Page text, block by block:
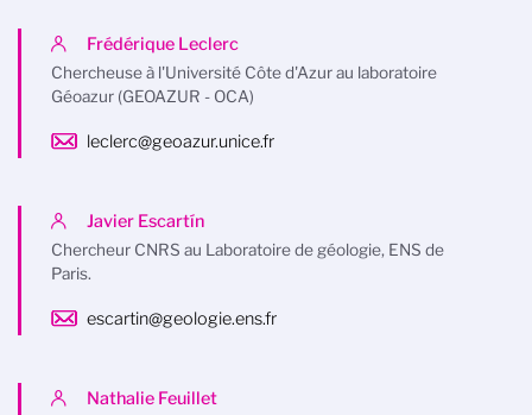
Frédérique Leclerc
Chercheuse à l'Université Côte d'Azur au laboratoire
Géoazur (GEOAZUR - OCA)
leclerc@geoazur.unice.fr
Javier Escartín
Chercheur CNRS au Laboratoire de géologie, ENS de
Paris.
escartin@geologie.ens.fr
Nathalie Feuillet